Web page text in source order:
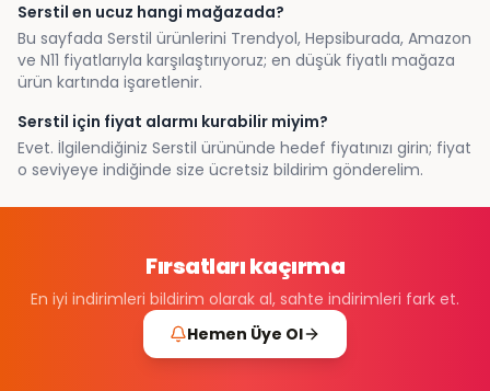
Serstil en ucuz hangi mağazada?
Bu sayfada Serstil ürünlerini Trendyol, Hepsiburada, Amazon
ve N11 fiyatlarıyla karşılaştırıyoruz; en düşük fiyatlı mağaza
ürün kartında işaretlenir.
Serstil için fiyat alarmı kurabilir miyim?
Evet. İlgilendiğiniz Serstil ürününde hedef fiyatınızı girin; fiyat
o seviyeye indiğinde size ücretsiz bildirim gönderelim.
Fırsatları kaçırma
En iyi indirimleri bildirim olarak al, sahte indirimleri fark et.
Hemen Üye Ol